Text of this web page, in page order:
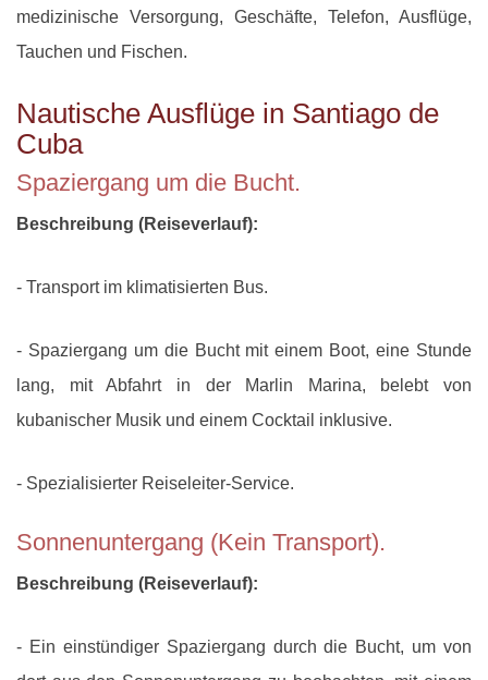
medizinische Versorgung, Geschäfte, Telefon, Ausflüge,
Tauchen und Fischen.
Nautische Ausflüge in Santiago de
Cuba
Spaziergang um die Bucht.
Beschreibung (Reiseverlauf):
- Transport im klimatisierten Bus.
- Spaziergang um die Bucht mit einem Boot, eine Stunde
lang, mit Abfahrt in der Marlin Marina, belebt von
kubanischer Musik und einem Cocktail inklusive.
- Spezialisierter Reiseleiter-Service.
Sonnenuntergang (Kein Transport).
Beschreibung (Reiseverlauf):
- Ein einstündiger Spaziergang durch die Bucht, um von